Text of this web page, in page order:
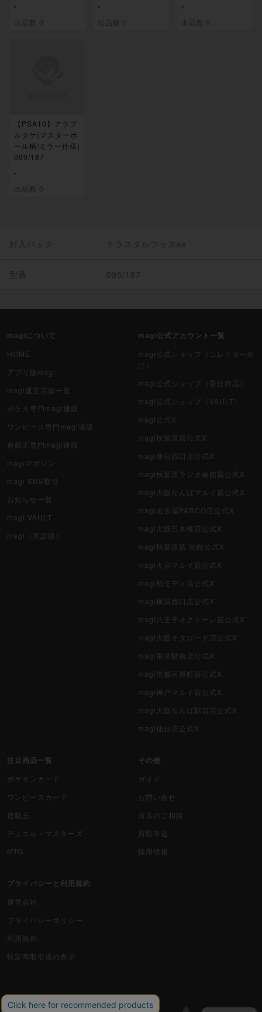
-
出品数 0
-
出品数 0
-
出品数 0
【PSA10】アラブ
ルタケ(マスターボ
ール柄/ミラー仕様)
099/187
-
出品数 0
封入パック テラスタルフェスex
型番 095/187
magiについて
HOME
アプリ版magi
magi運営店舗一覧
ポケカ専門magi通販
ワンピース専門magi通販
遊戯王専門magi通販
magiマガジン
magi SNS取引
お知らせ一覧
magi VAULT
magi（英語版）
magi公式アカウント一覧
magi公式ショップ（コレクター向
け）
magi公式ショップ（委託商品）
magi公式ショップ（VAULT）
magi公式X
magi秋葉原店公式X
magi新宿西口店公式X
magi秋葉原ラジオ会館店公式X
magi大阪なんばマルイ店公式X
magi名古屋PARCO店公式X
magi大阪日本橋店公式X
magi秋葉原店 別館公式X
magi大宮マルイ店公式X
magi柏モディ店公式X
magi横浜西口店公式X
magi八王子オクトーレ店公式X
magi大阪オタロード店公式X
magi東京駅前店公式X
magi京都河原町店公式X
magi神戸マルイ店公式X
magi大阪なんば駅前店公式X
magi仙台店公式X
注目商品一覧
ポケモンカード
ワンピースカード
遊戯王
デュエル・マスターズ
MTG
その他
ガイド
お問い合せ
出店のご相談
買取申込
採用情報
プライバシーと利用規約
運営会社
プライバシーポリシー
利用規約
特定商取引法の表示